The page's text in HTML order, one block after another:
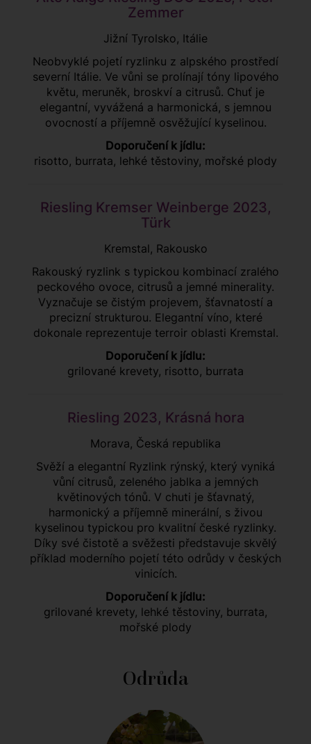
Zemmer
Jižní Tyrolsko, Itálie
Neobvyklé pojetí ryzlinku z alpského prostředí
severní Itálie. Ve vůni se prolínají tóny lipového
květu, meruněk, broskví a citrusů. Chuť je
elegantní, vyvážená a harmonická, s jemnou
ovocností a příjemně osvěžující kyselinou.
Doporučení k jídlu:
risotto, burrata, lehké těstoviny, mořské plody
Riesling Kremser Weinberge 2023,
Türk
Kremstal, Rakousko
Rakouský ryzlink s typickou kombinací zralého
peckového ovoce, citrusů a jemné minerality.
Vyznačuje se čistým projevem, šťavnatostí a
precizní strukturou. Elegantní víno, které
dokonale reprezentuje terroir oblasti Kremstal.
Doporučení k jídlu:
grilované krevety, risotto, burrata
Riesling 2023, Krásná hora
Morava, Česká republika
Svěží a elegantní Ryzlink rýnský, který vyniká
vůní citrusů, zeleného jablka a jemných
květinových tónů. V chuti je šťavnatý,
harmonický a příjemně minerální, s živou
kyselinou typickou pro kvalitní české ryzlinky.
Díky své čistotě a svěžesti představuje skvělý
příklad moderního pojetí této odrůdy v českých
vinicích.
Doporučení k jídlu:
grilované krevety, lehké těstoviny, burrata,
mořské plody
Odrůda